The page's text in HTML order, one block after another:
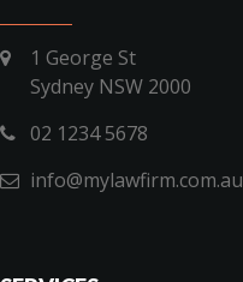
1 George St
Sydney NSW 2000
02 1234 5678
info@mylawfirm.com.au